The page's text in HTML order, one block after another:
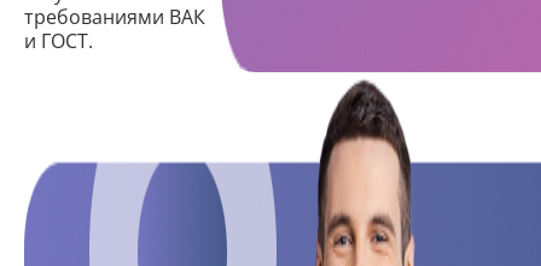
требованиями ВАК
и ГОСТ.